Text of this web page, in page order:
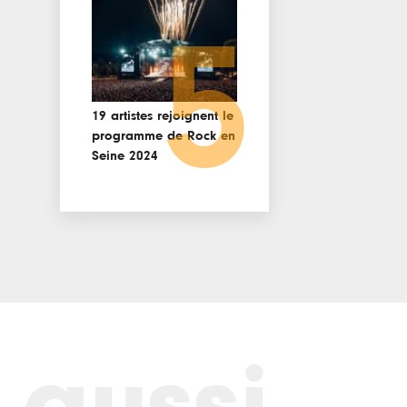
19 artistes rejoignent le
programme de Rock en
Seine 2024 5